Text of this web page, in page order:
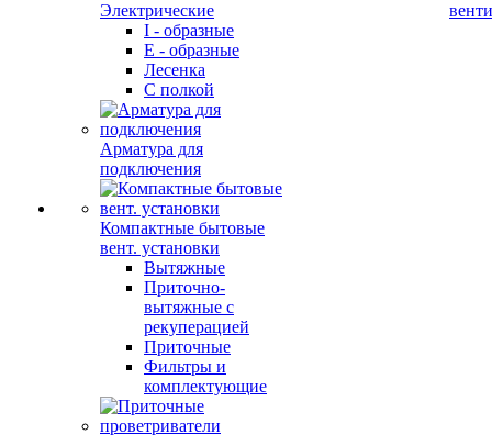
Электрические
I - образные
E - образные
Лесенка
С полкой
Арматура для
подключения
Компактные бытовые
вент. установки
Вытяжные
Приточно-
вытяжные с
рекуперацией
Приточные
Фильтры и
комплектующие